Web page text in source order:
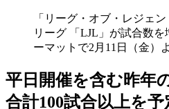
「リーグ・オブ・レジェ
リーグ 「LJL」が試合数
ーマットで2月11日（金）
平日開催を含む昨年
合計100試合以上を予